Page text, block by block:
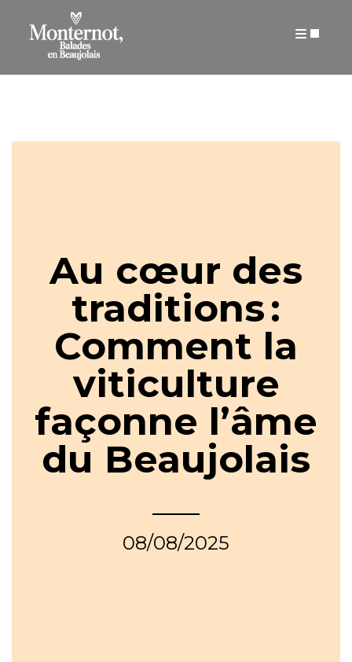
ARTICLES
Au cœur des
traditions :
Comment la
viticulture
façonne l’âme
du Beaujolais
08/08/2025